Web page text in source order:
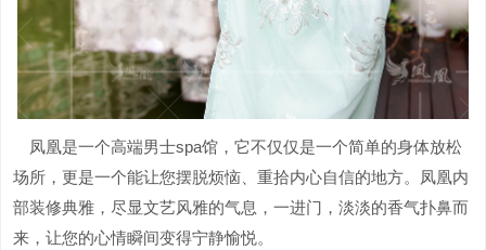
凤凰是一个高端男士spa馆，它不仅仅是一个简单的身体放松
场所，更是一个能让您摆脱烦恼、重拾内心自信的地方。凤凰内
部装修典雅，尽显文艺风雅的气息，一进门，淡淡的香气扑鼻而
来，让您的心情瞬间变得宁静愉悦。